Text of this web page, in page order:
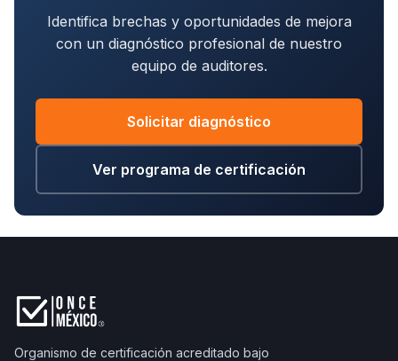
Identifica brechas y oportunidades de mejora
con un diagnóstico profesional de nuestro
equipo de auditores.
Solicitar diagnóstico
Ver programa de certificación
Organismo de certificación acreditado bajo